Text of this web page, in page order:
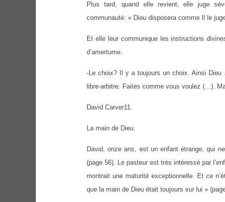
Plus tard, quand elle revient, elle juge
communauté: « Dieu disposera comme Il le
Et elle leur communique les instructions
d’amertume.
-Le choix? Il y a toujours un choix. Ainsi Dieu
libre-arbitre. Faites comme vous voulez (…).
David Carver11.
La main de Dieu.
David, onze ans, est un enfant étrange, qui
(page 56). Le pasteur est très intéressé par
montrait une maturité exceptionnelle. Et ce
que la main de Dieu était toujours sur lui »